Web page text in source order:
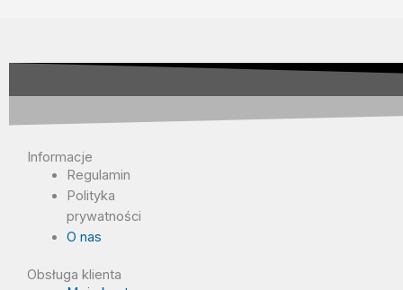
Informacje
Regulamin
Polityka
prywatności
O nas
Obsługa klienta